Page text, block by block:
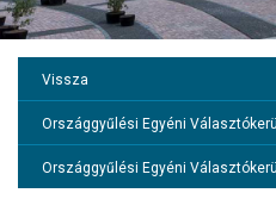
Helyi választási iroda
Helyi Választási Bizottság
Országgyűlési Egyéni
Vissza
Országgyűlési Egyéni
Országgyűlési Egyéni